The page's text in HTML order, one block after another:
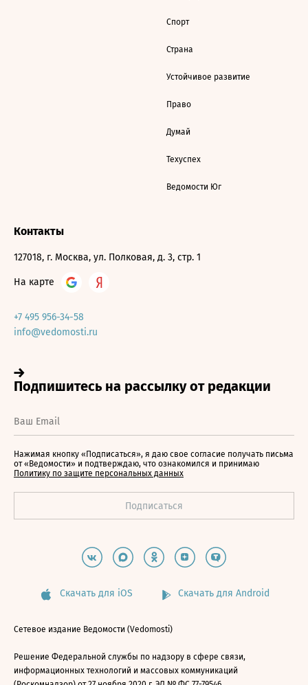
Спорт
Страна
Устойчивое развитие
Право
Думай
Техуспех
Ведомости Юг
Контакты
127018, г. Москва, ул. Полковая, д. 3, стр. 1
На карте
+7 495 956-34-58
info@vedomosti.ru
Нажимая кнопку «Подписаться», я даю свое согласие получать письма
от «Ведомости» и подтверждаю, что ознакомился и принимаю
Политику по защите персональных данных
Скачать для iOS Скачать для Android
Сетевое издание Ведомости (Vedomosti)
Решение Федеральной службы по надзору в сфере связи,
информационных технологий и массовых коммуникаций